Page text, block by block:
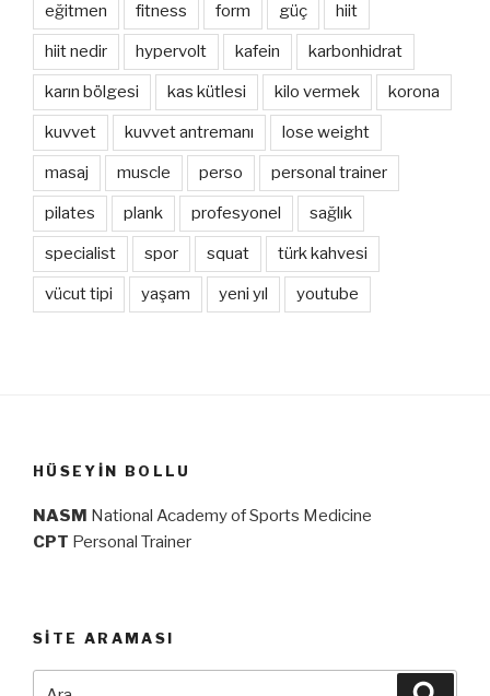
eğitmen fitness form güç hiit
hiit nedir hypervolt kafein karbonhidrat
karın bölgesi kas kütlesi kilo vermek korona
kuvvet kuvvet antremanı lose weight
masaj muscle perso personal trainer
pilates plank profesyonel sağlık
specialist spor squat türk kahvesi
vücut tipi yaşam yeni yıl youtube
HÜSEYIN BOLLU
NASM National Academy of Sports Medicine
CPT Personal Trainer
SITE ARAMASI